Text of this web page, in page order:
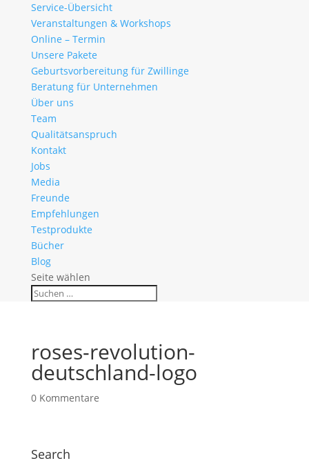
Service-Übersicht
Veranstaltungen & Workshops
Online – Termin
Unsere Pakete
Geburtsvorbereitung für Zwillinge
Beratung für Unternehmen
Über uns
Team
Qualitätsanspruch
Kontakt
Jobs
Media
Freunde
Empfehlungen
Testprodukte
Bücher
Blog
Seite wählen
roses-revolution-
deutschland-logo
0 Kommentare
Search